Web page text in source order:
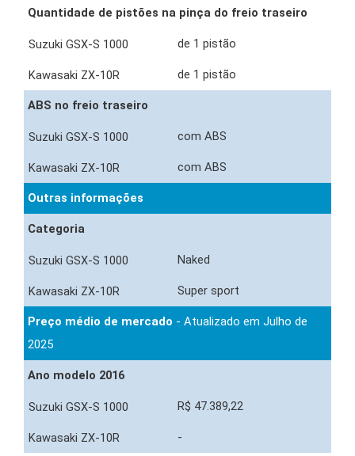
Quantidade de pistões na pinça do freio traseiro
de 1 pistão
de 1 pistão
ABS no freio traseiro
com ABS
com ABS
Outras informações
Categoria
Naked
Super sport
Preço médio de mercado - Atualizado em Julho de
2025
Ano modelo 2016
R$ 47.389,22
-